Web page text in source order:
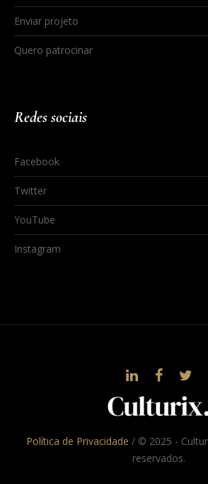
Enviar projeto
Quero patrocinar
Redes sociais
Facebook
Twitter
YouTube
Instagram
Política de Privacidade / © 2025 -
reservados.